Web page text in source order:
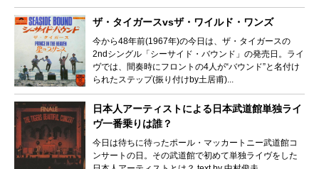
ザ・タイガースvsザ・ワイルド・ワンズ
今から48年前(1967年)の今日は、ザ・タイガースの
2ndシングル「シーサイド・バウンド」の発売日。ライ
ヴでは、間奏時にフロントの4人が“バウンド”と名付け
られたステップ(振り付けby土居甫)...
日本人アーティストによる日本武道館単独ライ
ヴ一番乗りは誰？
今日は待ちに待ったポール・マッカートニー武道館コ
ンサートの日。その武道館で初めて単独ライヴをした